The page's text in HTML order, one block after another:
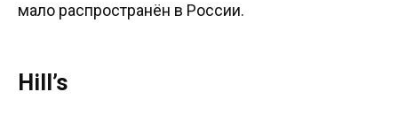
мало распространён в России.
Hill’s